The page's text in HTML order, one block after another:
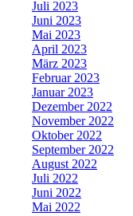
Juli 2023
Juni 2023
Mai 2023
April 2023
März 2023
Februar 2023
Januar 2023
Dezember 2022
November 2022
Oktober 2022
September 2022
August 2022
Juli 2022
Juni 2022
Mai 2022